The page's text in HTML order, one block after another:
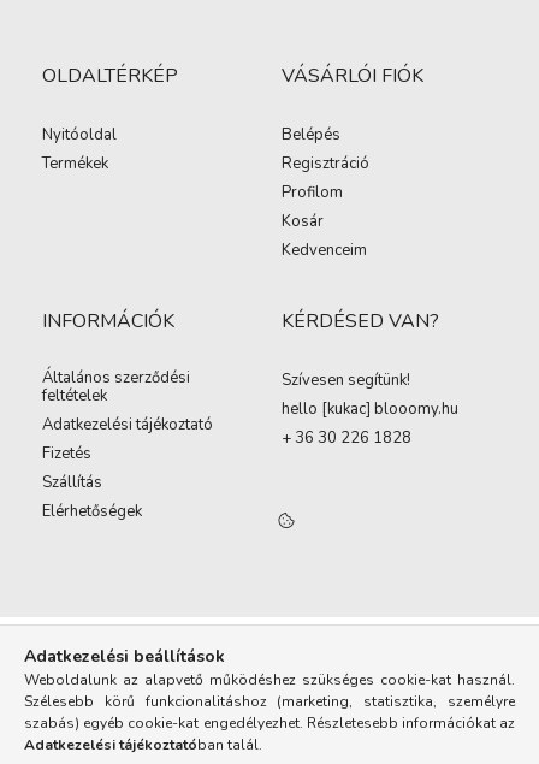
OLDALTÉRKÉP
Nyitóoldal
Termékek
VÁSÁRLÓI FIÓK
Belépés
Regisztráció
Profilom
Kosár
Kedvenceim
INFORMÁCIÓK
Általános szerződési
feltételek
Adatkezelési tájékoztató
Fizetés
Szállítás
Elérhetőségek
KÉRDÉSED VAN?
Szívesen segítünk!
hello [kukac] blooomy.hu
+ 36 30 226 1828
Adatkezelési beállítások
Weboldalunk az alapvető működéshez szükséges cookie-kat használ.
Szélesebb körű funkcionalitáshoz (marketing, statisztika, személyre
szabás) egyéb cookie-kat engedélyezhet. Részletesebb információkat az
Adatkezelési tájékoztatóban talál.